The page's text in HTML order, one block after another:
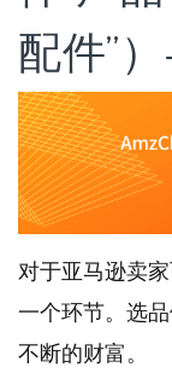
配件”
对于亚马逊卖
一个环节。选
不断的财富。